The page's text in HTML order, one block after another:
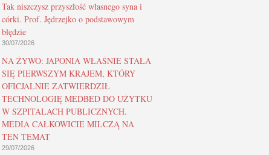
Tak niszczysz przyszłość własnego syna i
córki. Prof. Jędrzejko o podstawowym
błędzie
30/07/2026
NA ŻYWO: JAPONIA WŁAŚNIE STAŁA
SIĘ PIERWSZYM KRAJEM, KTÓRY
OFICJALNIE ZATWIERDZIŁ
TECHNOLOGIĘ MEDBED DO UŻYTKU
W SZPITALACH PUBLICZNYCH.
MEDIA CAŁKOWICIE MILCZĄ NA
TEN TEMAT
29/07/2026